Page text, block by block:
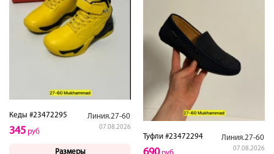
Кеды #23472295 Линия.27-60
07.08.2026
345 руб
Размеры
Туфли #23472294 Линия.27-60
07.08.2026